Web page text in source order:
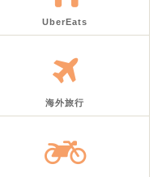
UberEats
海外旅行